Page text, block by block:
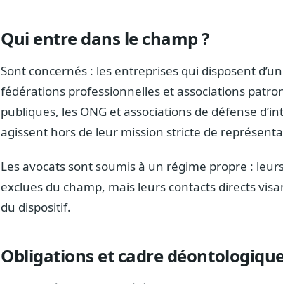
Qui entre dans le champ ?
Sont concernés : les entreprises qui disposent
fédérations professionnelles et associations
publiques, les ONG et associations de défense
agissent hors de leur mission stricte de
Les avocats sont soumis à un régime propre :
exclues du champ, mais leurs contacts directs
du dispositif.
Obligations et cadre